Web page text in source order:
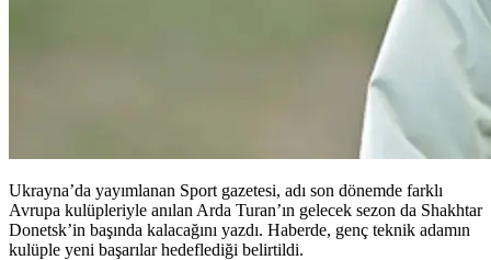
Ukrayna’da yayımlanan Sport gazetesi, adı son dönemde farklı
Avrupa kulüpleriyle anılan Arda Turan’ın gelecek sezon da Shakhtar
Donetsk’in başında kalacağını yazdı. Haberde, genç teknik adamın
kulüple yeni başarılar hedeflediği belirtildi.